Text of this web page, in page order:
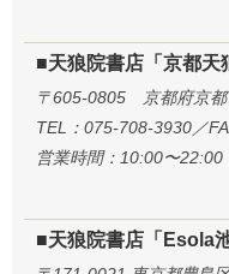
■天狼院書店「京都天
〒605-0805 京都府京都
TEL：075-708-3930／
営業時間：10:00〜22:00
■天狼院書店「Esola